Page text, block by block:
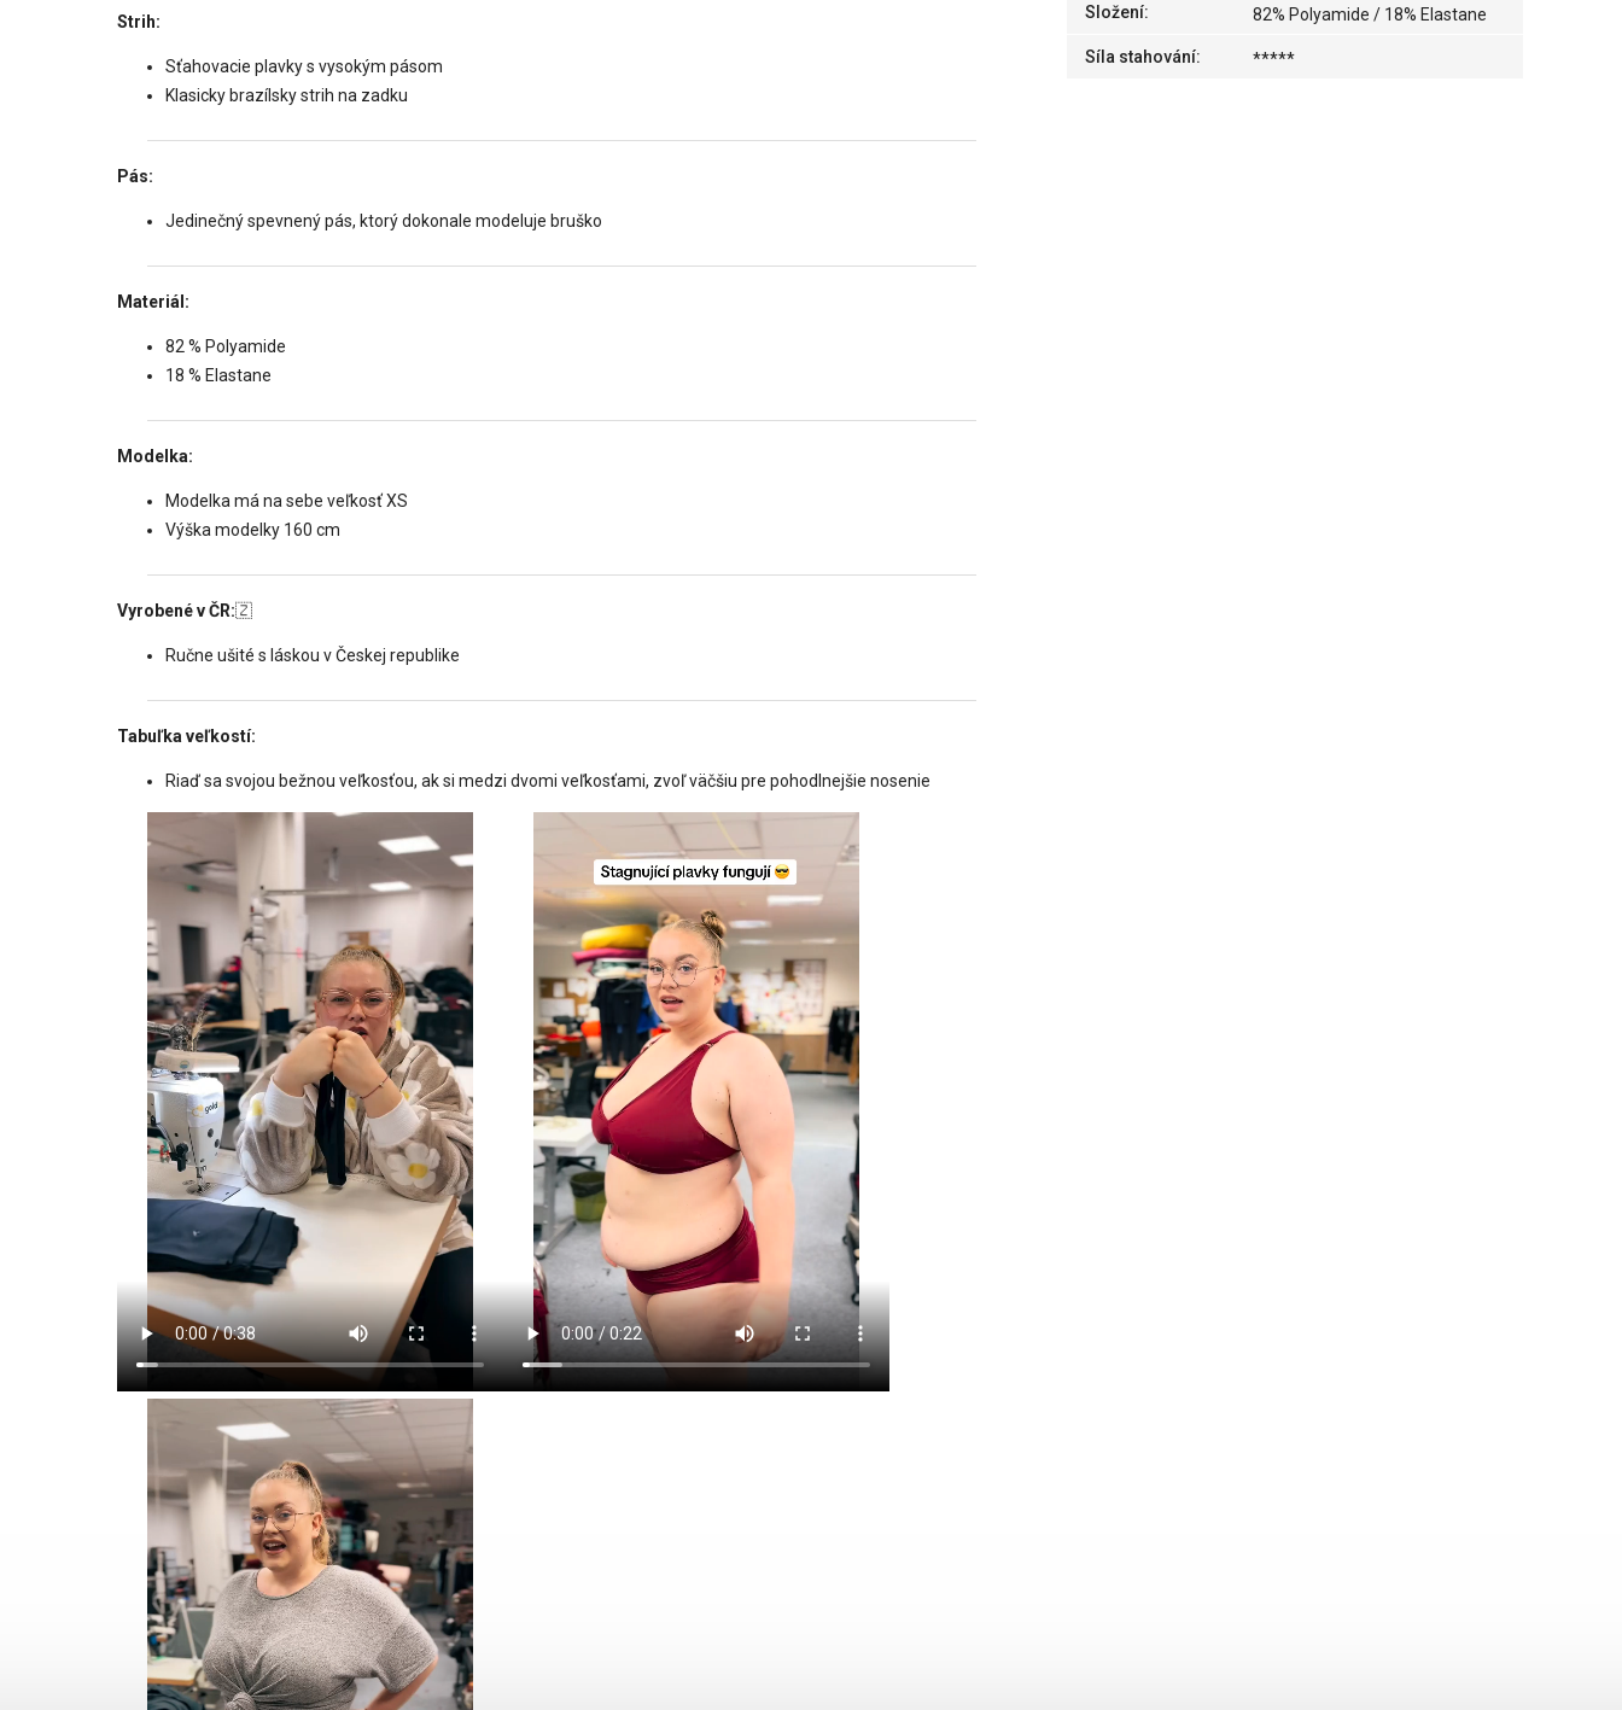
Strih:
Sťahovacie plavky s vysokým pásom
Klasicky brazílsky strih na zadku
Pás:
Jedinečný spevnený pás, ktorý dokonale modeluje bruško
Materiál:
82 % Polyamide
18 % Elastane
Modelka:
Modelka má na sebe veľkosť XS
Výška modelky 160 cm
Vyrobené v ČR:🇿
Ručne ušité s láskou v Českej republike
Tabuľka veľkostí:
Riaď sa svojou bežnou veľkosťou, ak si medzi dvomi veľkosťami, zvoľ väčšiu pre pohodlnejšie nosenie
Složení: 82% Polyamide / 18% Elastane
Síla stahování: *****